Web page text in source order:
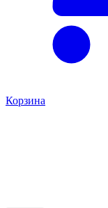
Корзина